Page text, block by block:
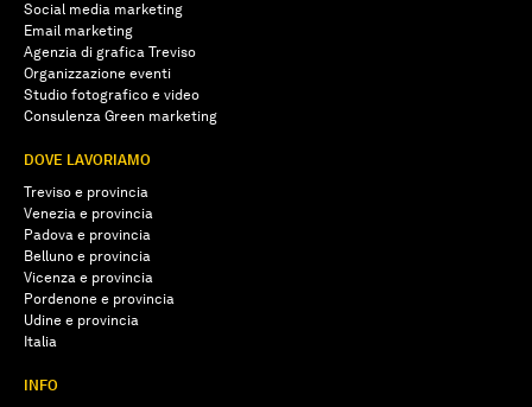
Social media marketing
Email marketing
Agenzia di grafica Treviso
Organizzazione eventi
Studio fotografico e video
Consulenza Green marketing
DOVE LAVORIAMO
Treviso e provincia
Venezia e provincia
Padova e provincia
Belluno e provincia
Vicenza e provincia
Pordenone e provincia
Udine e provincia
Italia
INFO